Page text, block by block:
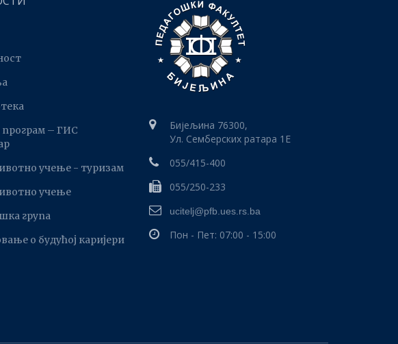
програм – ГИС
учење - туризам
учење
група
о будућој каријери
Бијељина 76300,
Ул. Семберских ратара 1E
055/415-400
055/250-233
ucitelj@pfb.ues.rs.ba
Пон - Пет: 07:00 - 15:00